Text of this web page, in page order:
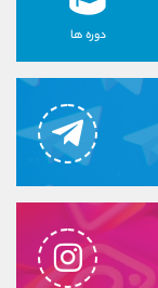
دوره ها